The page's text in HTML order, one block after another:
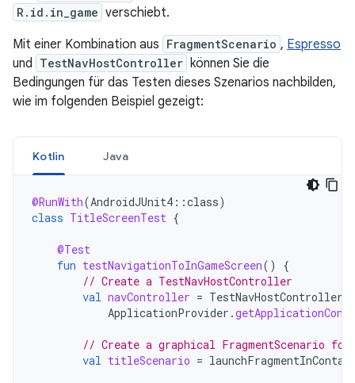
R.id.in_game verschiebt.
Mit einer Kombination aus FragmentScenario , Espresso
und
TestNavHostController können Sie die
Bedingungen für das Testen dieses Szenarios nachbilden,
wie im folgenden Beispiel gezeigt:
Kotlin Java
@RunWith(AndroidJUnit4 ::class)
class TitleScreenTest {
@Test
fun testNavigationToInGameScreen()
{
// Create a TestNavHostController
val navController = TestNavHostController
ApplicationProvider .
// Create a graphical FragmentScenario
val titleScenario =